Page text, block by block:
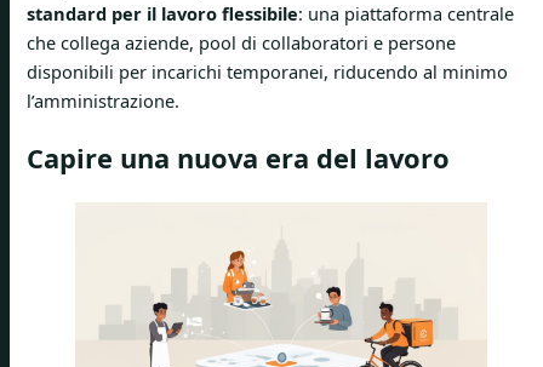
standard per il lavoro flessibile: una piattaforma centrale
che collega aziende, pool di collaboratori e persone
disponibili per incarichi temporanei, riducendo al minimo
l’amministrazione.
Capire una nuova era del lavoro